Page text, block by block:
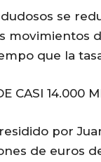
se
movimientos
que la
CASI 14.000
por
de euros